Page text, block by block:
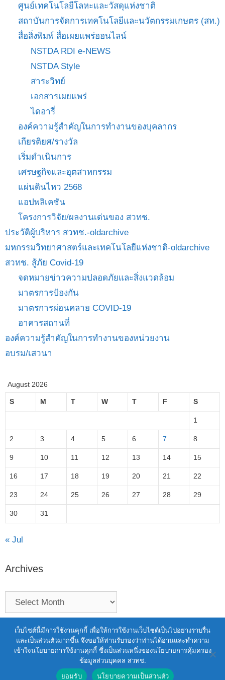
ศูนย์เทคโนโลยีโลหะและวัสดุแห่งชาติ
สถาบันการจัดการเทคโนโลยีและนวัตกรรมเกษตร (สท.)
สื่อสิ่งพิมพ์ สื่อเผยแพร่ออนไลน์
NSTDA RDI e-NEWS
NSTDA Style
สาระวิทย์
เอกสารเผยแพร่
ไดอารี่
องค์ความรู้สำคัญในการทำงานของบุคลากร
เกียรติยศ/รางวัล
เริ่มดำเนินการ
เศรษฐกิจและอุตสาหกรรม
แผ่นดินไหว 2568
แอปพลิเคชัน
โครงการวิจัย/ผลงานเด่นของ สวทช.
ประวัติผู้บริหาร สวทช.-oldarchive
มหกรรมวิทยาศาสตร์และเทคโนโลยีแห่งชาติ-oldarchive
สวทช. สู้ภัย Covid-19
จดหมายข่าวความปลอดภัยและสิ่งแวดล้อม
มาตรการป้องกัน
มาตรการผ่อนคลาย COVID-19
อาคารสถานที่
องค์ความรู้สำคัญในการทำงานของหน่วยงาน
อบรม/เสวนา
August 2026
S M T W T F S
1
2 3 4 5 6 7 8
9 10 11 12 13 14 15
16 17 18 19 20 21 22
23 24 25 26 27 28 29
30 31
« Jul
Archives
Terms of Service|Personal Data Protection Policy
2021 สำนักงานพัฒนาวิทยาศาสตร์และ
เทคโนโลยีแห่งชาติ (สวทช.)
111 อุทยานวิทยาศาสตร์ประเทศไทย ถนนพหลโยธิน ตำบล
เว็บไซต์นี้มีการใช้งานคุกกี้ เพื่อให้การใช้งานเว็บไซต์เป็นไปอย่างราบรื่น
และเป็นส่วนตัวมากขึ้น จึงขอให้ท่านรับรองว่าท่านได้อ่านและทำความ
เข้าใจนโยบายการใช้งานคุกกี้ ซึ่งเป็นส่วนหนึ่งของนโยบายการคุ้มครอง
ข้อมูลส่วนบุคคล สวทช.
ยอมรับ
นโยบายความเป็นส่วนตัว